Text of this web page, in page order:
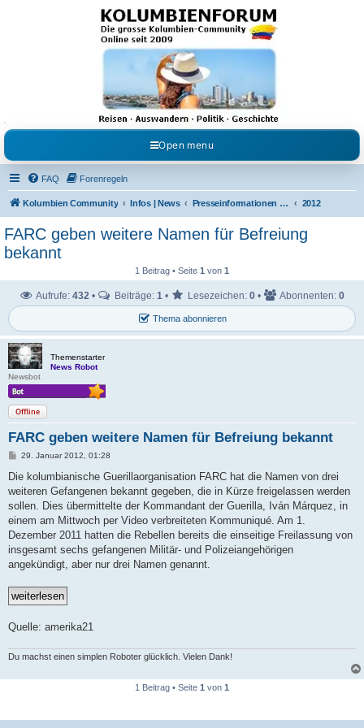
Kolumbienforum - Das
grosse Forum der
Freunde Kolumbiens
Reisen, Auswandern, Kultur, Politik, Geschichte und Visum in Kolumbien und Venezuela.
Austausch, Erfahrungen und Gemeinschaft im Kolumbienforum
Open menu
FAQ Forenregeln
Kolumbien Community Infos | News Presseinformationen & Neuigkeiten 2012
FARC geben weitere Namen für Befreiung
bekannt
1 Beitrag • Seite 1 von 1
Thema abonnieren
Aufrufe: 432 • Beiträge: 1 • Lesezeichen: 0 • Abonnenten: 0
Themenstarter
News Robot
Newsbot
Offline
FARC geben weitere Namen für Befreiung bekannt
B
i
r
a
29. Januar 2012, 01:28
Die kolumbianische Guerillaorganisation FARC hat die Namen von drei
weiteren Gefangenen bekannt gegeben, die in Kürze freigelassen werden
sollen. Dies übermittelte der Kommandant der Guerilla, Iván Márquez, in
einem am Mittwoch per Video verbreiteten Kommuniqué. Am 1.
Dezember 2011 hatten die Rebellen bereits die einseitige Freilassung von
insgesamt sechs gefangenen Militär- und Polizeiangehörigen
angekündigt, aber nur drei Namen genannt.
Quelle: amerika21
Du machst einen simplen Roboter glücklich. Vielen Dank!
1 Beitrag • Seite 1 von 1